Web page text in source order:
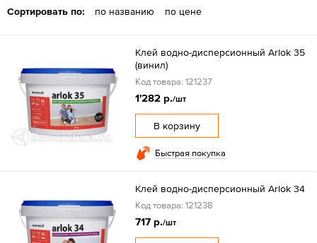
Сортировать по: по названию по цене
Клей водно-дисперсионный Arlok 35
(винил)
Код товара: 121237
1'282 р./шт
В корзину
Быстрая покупка
Клей водно-дисперсионный Arlok 34
Код товара: 121238
717 р./шт